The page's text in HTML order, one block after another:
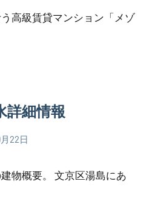
高級賃貸マンション「メゾ
詳細情報
22日
物概要。 文京区湯島にあ